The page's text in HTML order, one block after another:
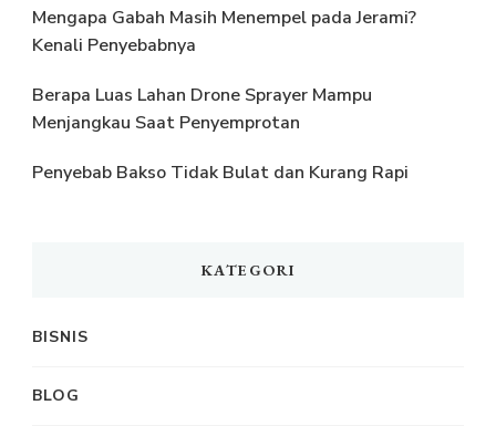
Mengapa Gabah Masih Menempel pada Jerami?
Kenali Penyebabnya
Berapa Luas Lahan Drone Sprayer Mampu
Menjangkau Saat Penyemprotan
Penyebab Bakso Tidak Bulat dan Kurang Rapi
KATEGORI
BISNIS
BLOG